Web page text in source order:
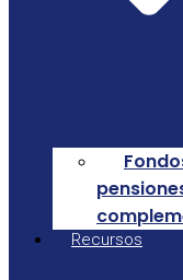
Recursos